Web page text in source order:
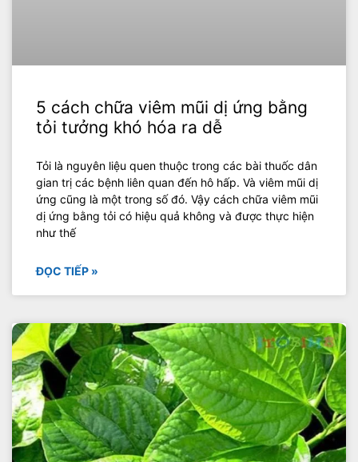
5 cách chữa viêm mũi dị ứng bằng
tỏi tưởng khó hóa ra dễ
Tỏi là nguyên liệu quen thuộc trong các bài thuốc dân
gian trị các bệnh liên quan đến hô hấp. Và viêm mũi dị
ứng cũng là một trong số đó. Vậy cách chữa viêm mũi
dị ứng bằng tỏi có hiệu quả không và được thực hiện
như thế
ĐỌC TIẾP »